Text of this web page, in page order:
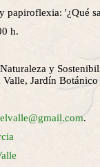
papiroflexia: '¿Qué
h.
y
Valle, Jardín
.